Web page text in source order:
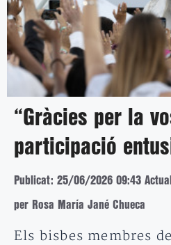
“Gràcies per la
participació
Publicat: 25/06/2026 09:43
per Rosa María Jané Chueca
Els bisbes membres